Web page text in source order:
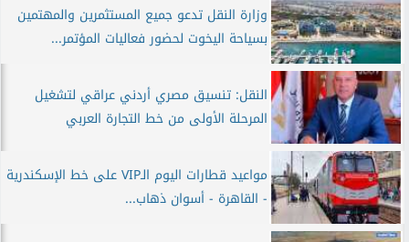
وزارة النقل تدعو جميع المستثمرين والمهتمين
بسياحة اليخوت لحضور فعاليات المؤتمر...
النقل: تنسيق مصري أردني عراقي لتشغيل
المرحلة الأولى من خط التجارة العربي
مواعيد قطارات اليوم الـVIP على خط الإسكندرية
- القاهرة - أسوان ذهاب...